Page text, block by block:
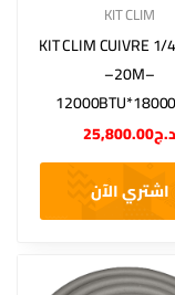
KIT CLIM
KIT CLIM CUIVRE
–20M–
د.ج25,800.00
اشتري الآن